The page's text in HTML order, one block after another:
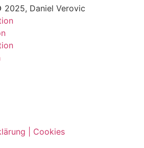
2025, Daniel Verovic
| Cookies